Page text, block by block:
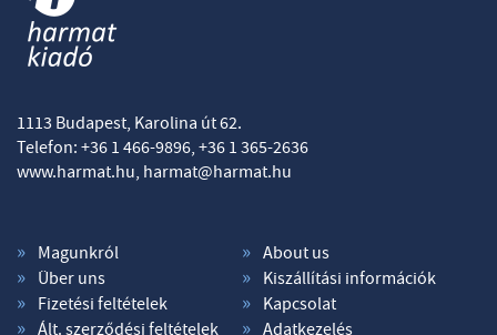
1113 Budapest, Karolina út 62.
Telefon: +36 1 466-9896, +36 1 365-2636
www.harmat.hu, harmat@harmat.hu
Magunkról
About us
Über uns
Kiszállítási információk
Fizetési feltételek
Kapcsolat
Ált. szerződési feltételek
Adatkezelés